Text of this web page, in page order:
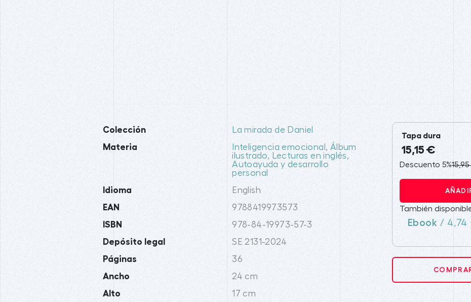
Colección La mirada de Daniel
Materia Inteligencia emocional , Álbum
ilustrado, Lecturas en inglés,
Autoayuda y desarrollo
personal
Idioma English
EAN 9788419973573
ISBN 978-84-19973-57-3
Depósito legal SE 2131-2024
Páginas 36
Ancho 24 cm
Alto 17 cm
Tapa dura
15,15 €
Descuento 5%
También
Ebook / 4,74